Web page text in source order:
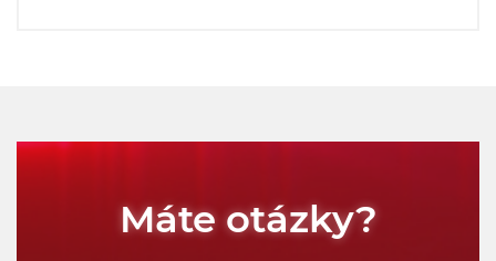
Máte otázky?